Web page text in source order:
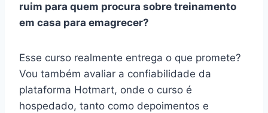
ruim para quem procura sobre treinamento
em casa para emagrecer?
Esse curso realmente entrega o que promete?
Vou também avaliar a confiabilidade da
plataforma Hotmart, onde o curso é
hospedado, tanto como depoimentos e